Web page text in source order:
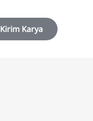
Kirim Karya